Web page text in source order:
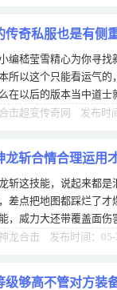
传奇私服也是有侧
编嵇莹雪精心为你寻
所以这个只能看运气
在以后的版本当中道
术的技能攻击，还有一
击超变传奇网 发布时
龙斩合情合理运用
斩这技能，说起来都
差点把地图都踩烂了
，威力大还带覆盖面
才能把进攻硬实力发挥
龙合击 发布时间：05-
级够高不管对方装